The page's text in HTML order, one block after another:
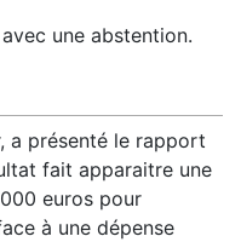
une abstention.
a présenté le rapport
fait apparaitre une
euros pour
à une dépense